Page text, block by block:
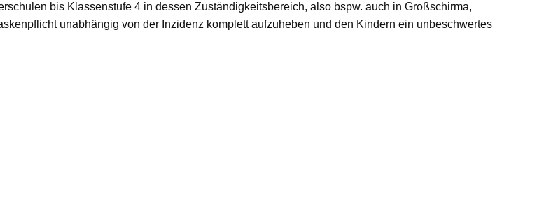
bis Klassenstufe 4 in dessen Zuständigkeitsbereich, also bspw. auch in Großschirma,
unabhängig von der Inzidenz komplett aufzuheben und den Kindern ein unbeschwertes